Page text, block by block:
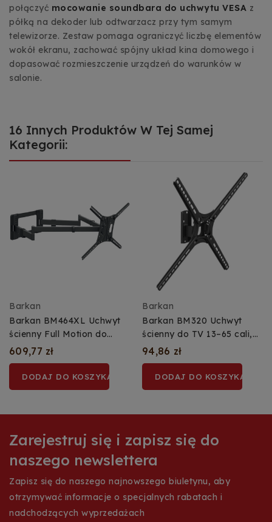
połączyć mocowanie soundbara do uchwytu VESA z
półką na dekoder lub odtwarzacz przy tym samym
telewizorze. Zestaw pomaga ograniczyć liczbę elementów
wokół ekranu, zachować spójny układ kina domowego i
dopasować rozmieszczenie urządzeń do warunków w
salonie.
16 Innych Produktów W Tej Samej
Kategorii:
Barkan
Barkan BM464XL Uchwyt
ścienny Full Motion do
telewizora 13–83″, 50 kg
609,77 zł
DODAJ DO KOSZYKA
Barkan
Barkan BM320 Uchwyt
ścienny do TV 13–65 cali,
obrotowy i uchylny, 40 kg
94,86 zł
DODAJ DO KOSZYKA
Zarejestruj się i zapisz się do
naszego newslettera
Zapisz się do naszego najnowszego biuletynu, aby
otrzymywać informacje o specjalnych rabatach i
nadchodzących wyprzedażach